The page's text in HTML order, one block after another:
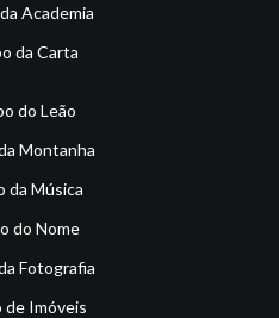
Academia
da Carta
do Leão
Montanha
da Música
do Nome
Fotografia
de Imóveis